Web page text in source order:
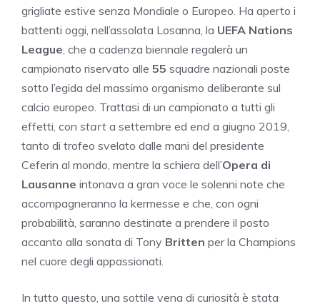
grigliate estive senza Mondiale o Europeo. Ha aperto i
battenti oggi, nell’assolata Losanna, la UEFA Nations
League, che a cadenza biennale regalerà un
campionato riservato alle 55 squadre nazionali poste
sotto l’egida del massimo organismo deliberante sul
calcio europeo. Trattasi di un campionato a tutti gli
effetti, con start a settembre ed end a giugno 2019,
tanto di trofeo svelato dalle mani del presidente
Ceferin al mondo, mentre la schiera dell’Opera di
Lausanne intonava a gran voce le solenni note che
accompagneranno la kermesse e che, con ogni
probabilità, saranno destinate a prendere il posto
accanto alla sonata di Tony Britten per la Champions
nel cuore degli appassionati.
In tutto questo, una sottile vena di curiosità è stata